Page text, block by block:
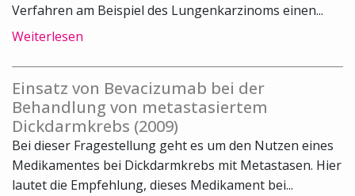
Verfahren am Beispiel des Lungenkarzinoms einen...
Weiterlesen
Einsatz von Bevacizumab bei der
Behandlung von metastasiertem
Dickdarmkrebs (2009)
Bei dieser Fragestellung geht es um den Nutzen eines
Medikamentes bei Dickdarmkrebs mit Metastasen. Hier
lautet die Empfehlung, dieses Medikament bei...